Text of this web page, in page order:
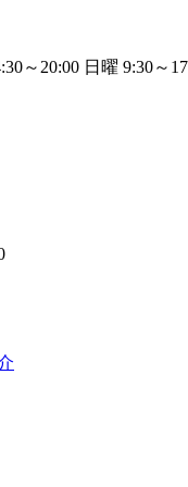
～20:00 日曜 9:30～